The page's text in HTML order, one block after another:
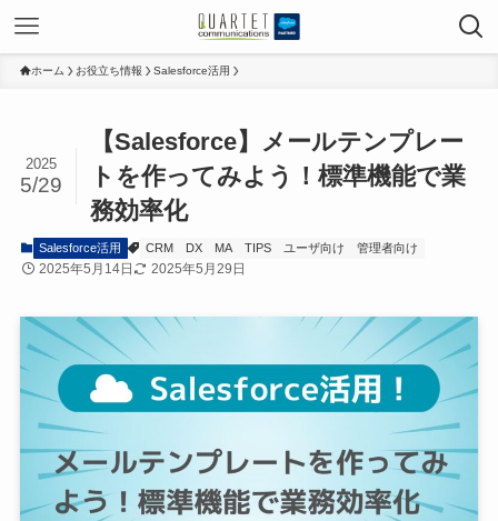
ホーム お役立ち情報 Salesforce活用
【Salesforce】メールテンプレー
トを作ってみよう！標準機能で業
務効率化
2025
5/29
Salesforce活用 CRM DX MA TIPS ユーザ向け 管理者向け
2025年5月14日 2025年5月29日